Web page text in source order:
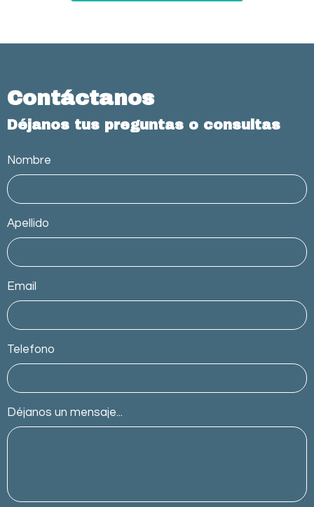
Contáctanos
Déjanos tus preguntas o consultas
Nombre
Apellido
Email
Telefono
Déjanos un mensaje...